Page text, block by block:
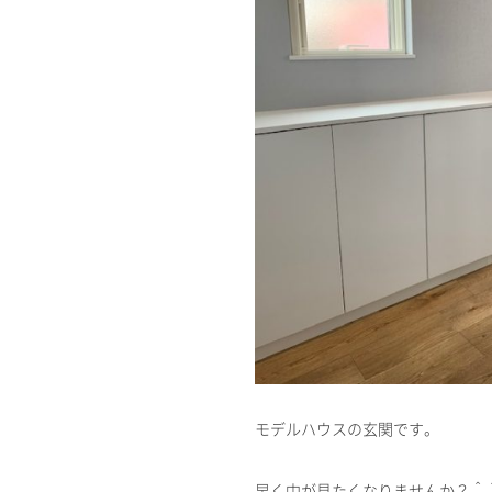
モデルハウスの玄関です。